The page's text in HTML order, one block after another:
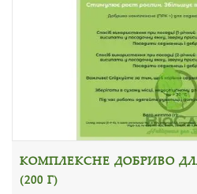
КОМПЛЕКСНЕ ДОБРИВО
(200 Г)